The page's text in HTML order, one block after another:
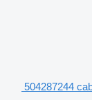
504287244